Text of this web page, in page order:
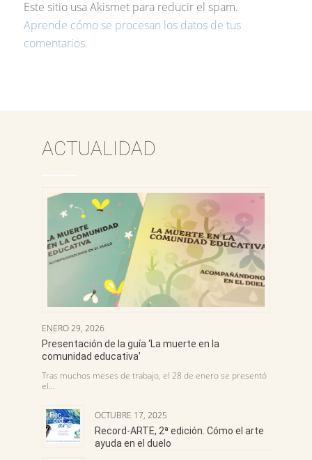
Este sitio usa Akismet para reducir el spam.
Aprende cómo se procesan los datos de tus
comentarios.
ACTUALIDAD
ENERO 29, 2026
Presentación de la guía ‘La muerte en la
comunidad educativa’
Tras muchos meses de trabajo, el 28 de enero se presentó
el…
OCTUBRE 17, 2025
Record-ARTE, 2ª edición. Cómo el arte
ayuda en el duelo